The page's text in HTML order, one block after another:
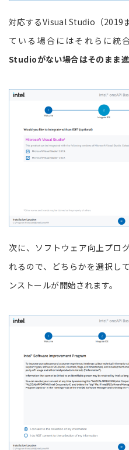
対応するVisual Studio（2019
ている場合にはそれらに統
Studioがない場合はそのまま
次に、ソフトウェア向上プロ
れるので、どちらかを選択し
ンストールが開始されます。